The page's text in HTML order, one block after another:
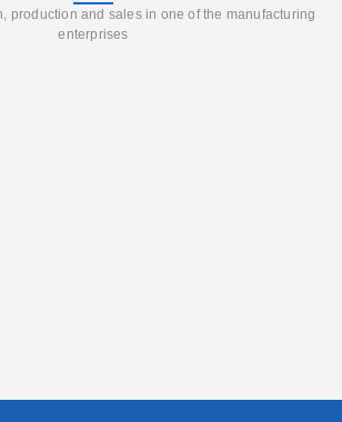
production and sales in one of the manufacturing
enterprises